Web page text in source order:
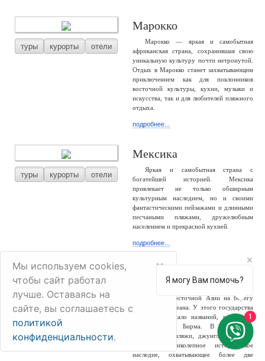
туры курорты отели
Марокко
Марокко — яркая и самобытная
африканская страна, сохранившая свою
уникальную культуру почти нетронутой.
Отдых в Марокко станет захватывающим
приключением как для поклонников
восточной культуры, кухни, музыки и
искусства, так и для любителей пляжного
отдыха.
подробнее...
туры курорты отели
Мексика
Яркая и самобытная страна с
богатейшей историей. Мексика
привлекает не только обширным
культурным наследием, но и своими
фантастическими пейзажами и длинными
песчаными пляжами, дружелюбным
населением и прекрасной кухней.
подробнее...
туры отели
страна Юго-Восточной Азии на берегу
Индийского океана. У этого государства
сменилось немало названий, россиянам
известно как Бирма. В стране –
белоснежные пляжи, джунгли, снежные
горы и великолепное историческое
наследие, охватывающее более две
Мы используем cookies,
чтобы сайт работал
лучше. Оставаясь на
сайте, вы соглашаетесь с
политикой
конфиденциальности.
×
Я могу Вам помочь?
1